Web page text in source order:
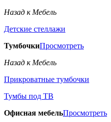
Назад к Мебель
Детские стеллажи
ТумбочкиПросмотреть
Назад к Мебель
Прикроватные тумбочки
Тумбы под ТВ
Офисная мебельПросмотреть